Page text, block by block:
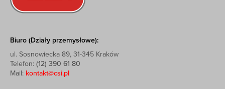
Biuro (Działy przemysłowe):
ul. Sosnowiecka 89, 31-345 Kraków
Telefon: (12) 390 61 80
Mail: kontakt@csi.pl